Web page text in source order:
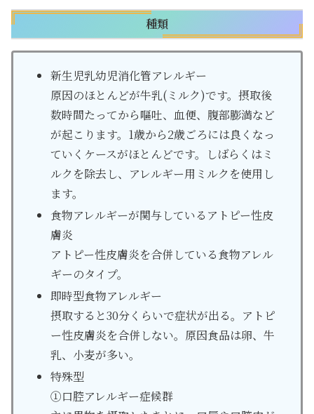
種類
新生児乳幼児消化管アレルギー
原因のほとんどが牛乳(ミルク)です。摂取後
数時間たってから嘔吐、血便、腹部膨満など
が起こります。1歳から2歳ごろには良くなっ
ていくケースがほとんどです。しばらくはミ
ルクを除去し、アレルギー用ミルクを使用し
ます。
食物アレルギーが関与しているアトピー性皮
膚炎
アトピー性皮膚炎を合併している食物アレル
ギーのタイプ。
即時型食物アレルギー
摂取すると30分くらいで症状が出る。アトピ
ー性皮膚炎を合併しない。原因食品は卵、牛
乳、小麦が多い。
特殊型
①口腔アレルギー症候群